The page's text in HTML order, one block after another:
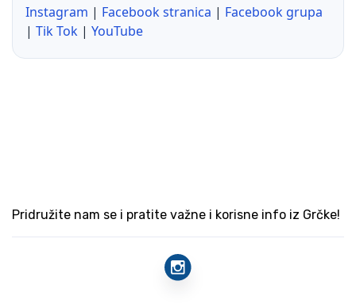
Instagram | Facebook stranica | Facebook grupa
| Tik Tok | YouTube
Pridružite nam se i pratite važne i korisne info iz Grčke!